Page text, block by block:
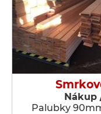
Nákup
Palubky